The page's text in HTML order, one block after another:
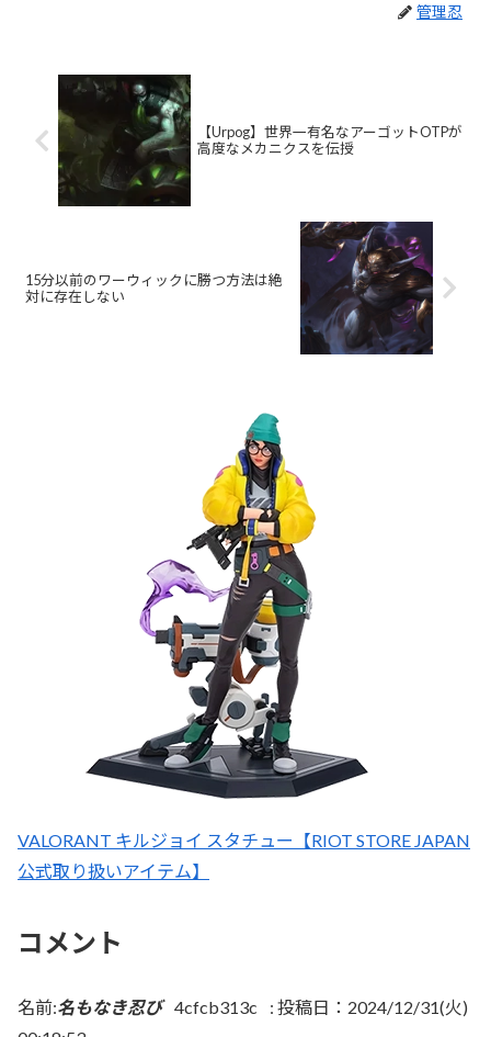
管理忍
【Urpog】世界一有名なアーゴットOTPが
高度なメカニクスを伝授
15分以前のワーウィックに勝つ方法は絶
対に存在しない
VALORANT キルジョイ スタチュー【RIOT STORE JAPAN
公式取り扱いアイテム】
コメント
名前:名もなき忍び 4cfcb313c : 投稿日：2024/12/31(火)